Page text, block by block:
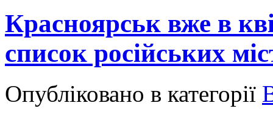
Красноярськ вже в
список російських
Опубліковано в категорії